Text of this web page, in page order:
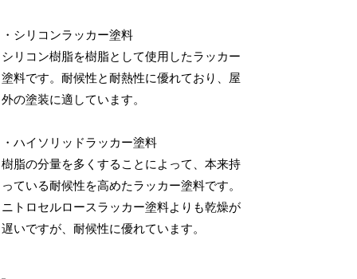
・シリコンラッカー塗料
シリコン樹脂を樹脂として使用したラッカー
塗料です。耐候性と耐熱性に優れており、屋
外の塗装に適しています。
・ハイソリッドラッカー塗料
樹脂の分量を多くすることによって、本来持
っている耐候性を高めたラッカー塗料です。
ニトロセルロースラッカー塗料よりも乾燥が
遅いですが、耐候性に優れています。